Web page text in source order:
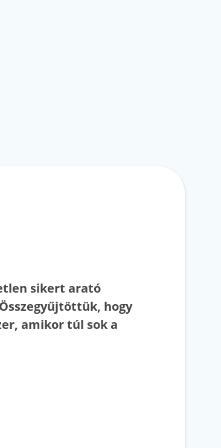
sikert arató
hogy
amikor túl sok a